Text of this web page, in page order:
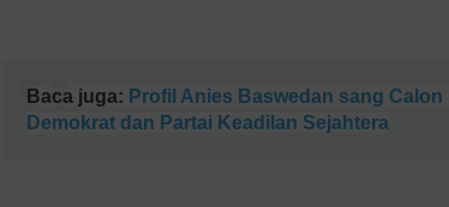
Baca juga: Profil Anies Baswedan sang
Demokrat dan Partai Keadilan Sejahtera